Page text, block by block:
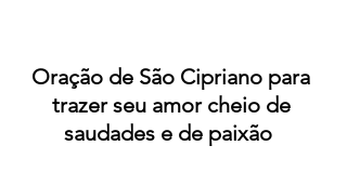
Oração de São Cipriano para
trazer seu amor cheio de
saudades e de paixão